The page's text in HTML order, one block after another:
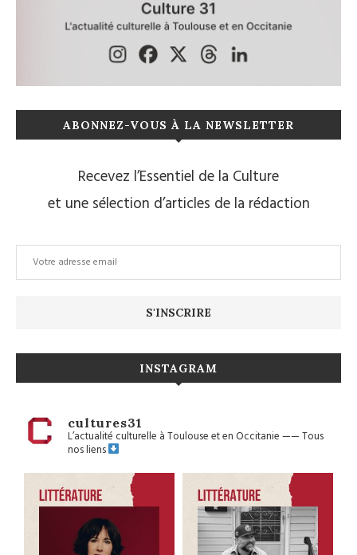
ABONNEZ-VOUS À LA NEWSLETTER
Recevez l’Essentiel de la Culture
et une sélection d’articles de la rédaction
INSTAGRAM
cultures31
L’actualité culturelle à Toulouse et en Occitanie——Tous
nos liens